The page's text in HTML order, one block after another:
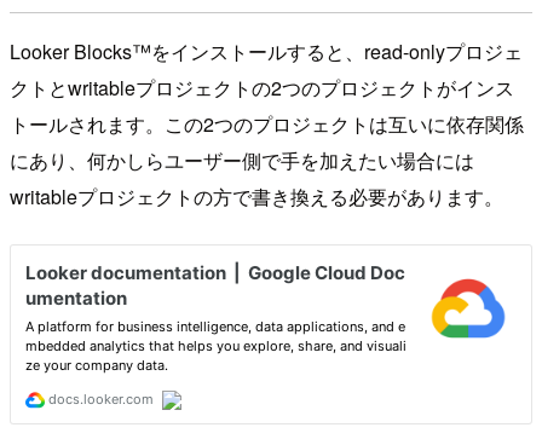
Looker Blocks™をインストールすると、read-onlyプロジェ
クトとwritableプロジェクトの2つのプロジェクトがインス
トールされます。この2つのプロジェクトは互いに依存関係
にあり、何かしらユーザー側で手を加えたい場合には
writableプロジェクトの方で書き換える必要があります。